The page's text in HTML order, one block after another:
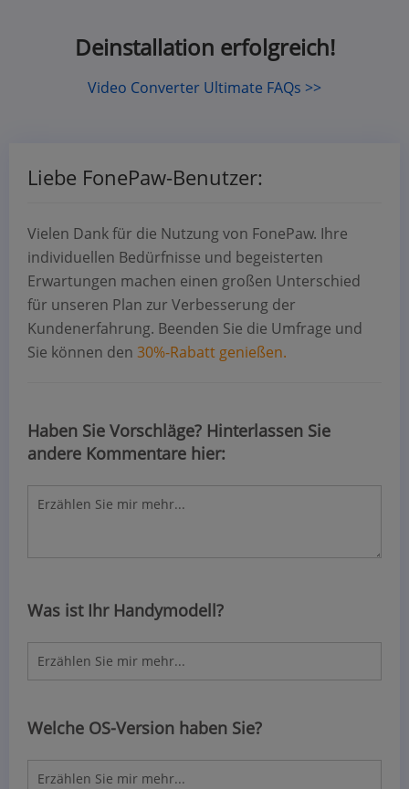
Deinstallation erfolgreich!
Video Converter Ultimate FAQs >>
Liebe FonePaw-Benutzer:
Vielen Dank für die Nutzung von FonePaw. Ihre
individuellen Bedürfnisse und begeisterten
Erwartungen machen einen großen Unterschied
für unseren Plan zur Verbesserung der
Kundenerfahrung. Beenden Sie die Umfrage und
Sie können den 30%-Rabatt genießen.
Haben Sie Vorschläge? Hinterlassen Sie
andere Kommentare hier:
Was ist Ihr Handymodell?
Welche OS-Version haben Sie?